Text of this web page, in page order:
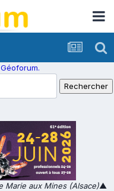
Marie aux Mines (Alsace)▲